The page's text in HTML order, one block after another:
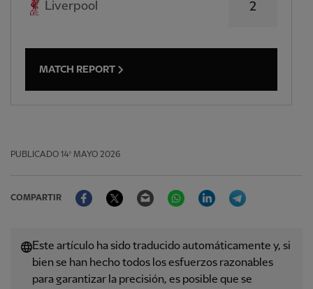
Liverpool 2
MATCH REPORT
PUBLICADO 14º MAYO 2026
COMPARTIR
FacebookTwitter Email WhatsAppLinkedIn
Este artículo ha sido traducido automáticamente y, si
bien se han hecho todos los esfuerzos razonables
para garantizar la precisión, es posible que se